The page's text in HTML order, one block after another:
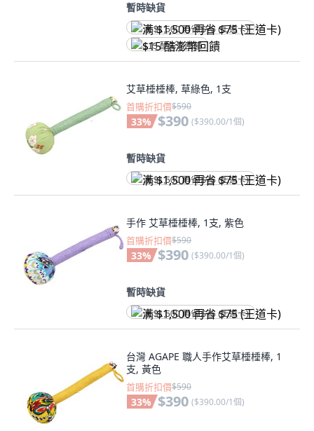
暫時缺貨
满 $1,500 再省 $75 (王道卡)
$15 酷澎幣回饋
艾草棰棰棒, 草綠色, 1支
首購折扣價$590
33% $390 ($390.00/1個)
暫時缺貨
满 $1,500 再省 $75 (王道卡)
手作 艾草棰棰棒, 1支, 紫色
首購折扣價$590
33% $390 ($390.00/1個)
暫時缺貨
满 $1,500 再省 $75 (王道卡)
台灣 AGAPE 職人手作艾草棰棰棒, 1
支, 黃色
首購折扣價$590
33% $390 ($390.00/1個)